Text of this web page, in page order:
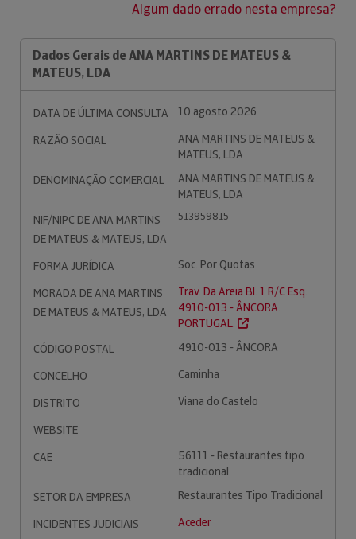
Algum dado errado nesta empresa?
Dados Gerais de ANA MARTINS DE MATEUS &
MATEUS, LDA
DATA DE ÚLTIMA CONSULTA
10 agosto 2026
RAZÃO SOCIAL
ANA MARTINS DE MATEUS &
MATEUS, LDA
DENOMINAÇÃO COMERCIAL
ANA MARTINS DE MATEUS &
MATEUS, LDA
NIF/NIPC DE ANA MARTINS
DE MATEUS & MATEUS, LDA
513959815
FORMA JURÍDICA
Soc. Por Quotas
MORADA DE ANA MARTINS
DE MATEUS & MATEUS, LDA
Trav. Da Areia Bl. 1 R/C Esq.
4910-013 - ÂNCORA.
PORTUGAL.
CÓDIGO POSTAL
4910-013 - ÂNCORA
CONCELHO
Caminha
DISTRITO
Viana do Castelo
WEBSITE
CAE
56111 - Restaurantes tipo
tradicional
SETOR DA EMPRESA
Restaurantes Tipo Tradicional
INCIDENTES JUDICIAIS
Aceder